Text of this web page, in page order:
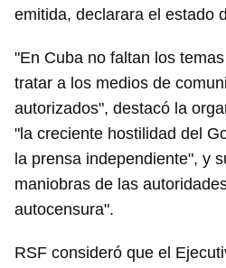
emitida, declarara el estado
"En Cuba no faltan los
tratar a los medios de
autorizados", destacó la
"la creciente hostilidad del
la prensa independiente", y
maniobras de las
autocensura".
RSF consideró que el